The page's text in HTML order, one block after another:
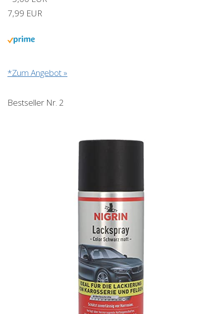
7,99 EUR
*Zum Angebot »
Bestseller Nr. 2